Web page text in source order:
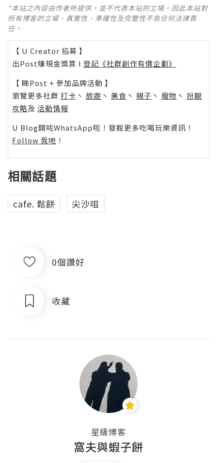
*本站之內容由作者所提供，並不代表本站的立場。因此本站對
所有博客的立場、真實性、準確性及完整性不負任何法律責
任。
【 U Creator 招募 】
出Post賺現金獎賞 l 登記《社群創作有價企劃》
【 睇Post + 參加品牌活動 】
瀏覽更多社群 打卡 丶 旅遊 丶 美食 丶 親子 丶 寵物 丶 扮靚
攻略及 活動情報
U Blog開咗WhatsApp啦！發掘更多吃喝玩樂資訊！
Follow 我哋 ！
相關話題
cafe. 鬆餅 尖沙咀
0個讚好
收藏
星級博客
窩夫與蝦子餅